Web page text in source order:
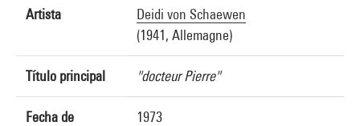
Artista
Deidi von Schaewen
(1941, Allemagne)
Título principal "docteur Pierre"
Fecha de
1973